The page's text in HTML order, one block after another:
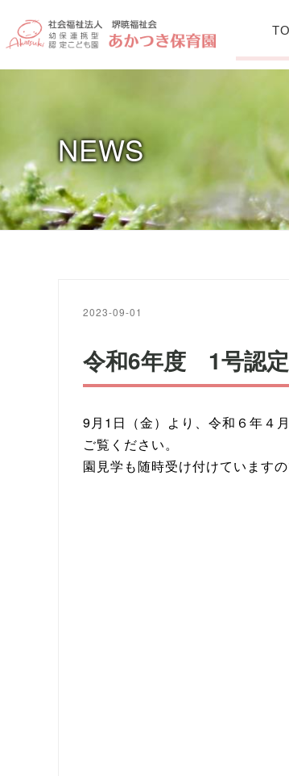
NEWS
2023-09-01
令和6年度 1号認
9月1日（金）より、令和６年４
ご覧ください。
園見学も随時受け付けていますの